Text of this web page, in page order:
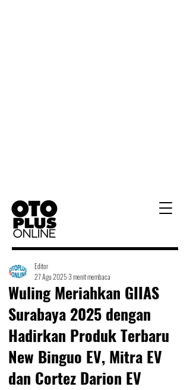
Wuling Meriahkan GIIAS
Surabaya 2025 dengan
Hadirkan Produk Terbaru
New Binguo EV, Mitra EV
dan Cortez Darion EV
Editor
27 Agu 20253 menit membaca